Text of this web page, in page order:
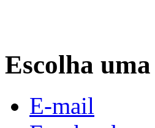
Escolha
E-mail